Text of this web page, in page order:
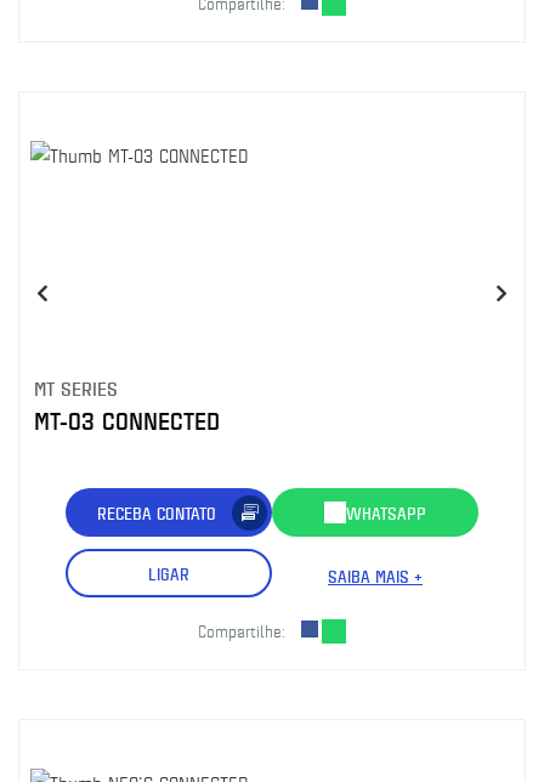
MT SERIES
MT-03 CONNECTED
RECEBA CONTATO WHATSAPP
LIGAR SAIBA MAIS +
Compartilhe: